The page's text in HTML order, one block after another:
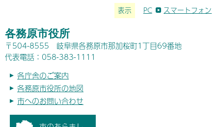
表示 PC スマートフォン
各務原市役所
〒504-8555 岐阜県各務原市那加桜町1丁目69番地
代表電話：058-383-1111
各庁舎のご案内
各務原市役所の地図
市へのお問い合わせ